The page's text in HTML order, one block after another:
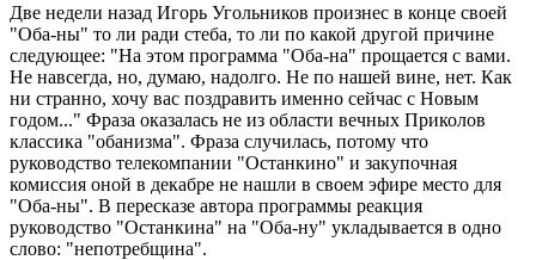
Две недели назад Игорь Угольников произнес в конце своей
"Оба-ны" то ли ради стеба, то ли по какой другой причине
следующее: "На этом программа "Оба-на" прощается с вами.
Не навсегда, но, думаю, надолго. Не по нашей вине, нет. Как
ни странно, хочу вас поздравить именно сейчас с Новым
годом..." Фраза оказалась не из области вечных Приколов
классика "обанизма". Фраза случилась, потому что
руководство телекомпании "Останкино" и закупочная
комиссия оной в декабре не нашли в своем эфире место для
"Оба-ны". В пересказе автора программы реакция
руководство "Останкина" на "Оба-ну" укладывается в одно
слово: "непотребщина".